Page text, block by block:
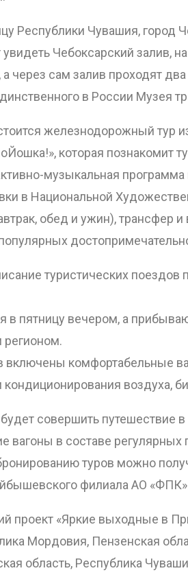
Республики Чувашия, город
Чебоксарский залив,
а через сам залив проходят
в России Музея
железнодорожный
которая
музыкальная
в Национальной
обед и ужин),
туристических
пятницу вечером, а
включены комфортабельные
воздуха,
совершить путешествие
вагоны в составе регулярных
туров можно
филиала АО
проект «Яркие выходные в
Мордовия, Пензенская
область, Республика